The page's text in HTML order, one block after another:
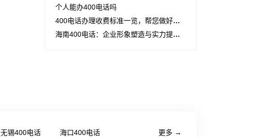
个人能办400电话吗
400电话办理收费标准一览，帮您做好预算规划
海南400电话：企业形象塑造与实力提升的得力助手
无锡400电话 海口400电话 更多 →